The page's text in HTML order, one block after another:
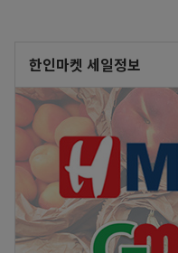
한인마켓 세일정보